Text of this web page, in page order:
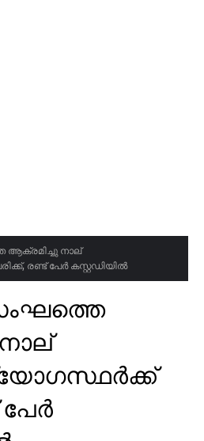
നാല്
രണ്ട് പേർ കസ്റ്റഡിയിൽ
പേർ